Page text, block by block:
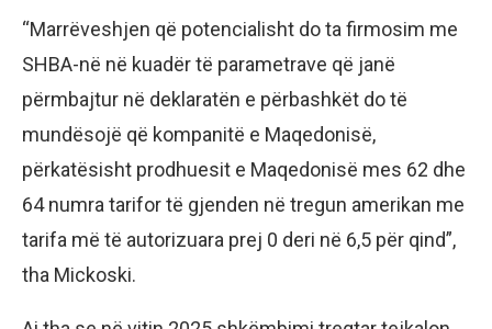
“Marrëveshjen që potencialisht do ta firmosim me
SHBA-në në kuadër të parametrave që janë
përmbajtur në deklaratën e përbashkët do të
mundësojë që kompanitë e Maqedonisë,
përkatësisht prodhuesit e Maqedonisë mes 62 dhe
64 numra tarifor të gjenden në tregun amerikan me
tarifa më të autorizuara prej 0 deri në 6,5 për qind”,
tha Mickoski.